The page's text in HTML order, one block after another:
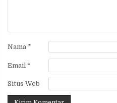
Nama *
Email *
Situs Web